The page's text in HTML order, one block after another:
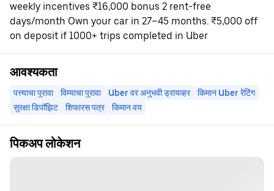
weekly incentives ₹16,000 bonus 2 rent-free
days/month Own your car in 27–45 months. ₹5,000 off
on deposit if 1000+ trips completed in Uber
आवश्यकता
पत्त्याचा पुरावा विम्याचा पुरावा Uber वर अनुभवी ड्रायव्हर
किमान Uber रेटिंग
सुरक्षा डिपॉझिट
शिफारस पत्र किमान वय
पिकअप लोकेशन